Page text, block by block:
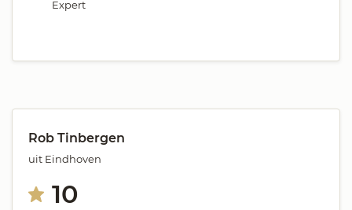
Expert
Rob Tinbergen
uit Eindhoven
10